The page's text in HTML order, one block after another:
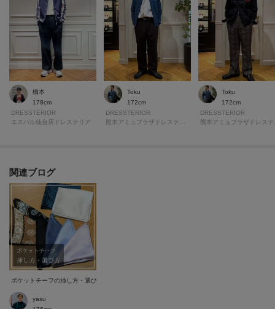
橋本
178cm
DRESSTERIOR
エスパル仙台店ドレステリア
Toku
172cm
DRESSTERIOR
Toku
172cm
DRESSTERIOR
関連ブログ
ポケットチーフの挿し方・選び方
yasu